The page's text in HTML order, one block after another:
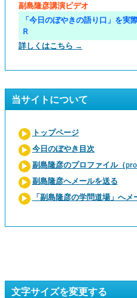
副島隆彦講演ビデオ
「今日のぼやきの語り口」を実
Ｒ
詳しくはこちら →
当サイトについて
トップページ
今日のぼやき目次
副島隆彦のプロファイル（
副島隆彦へメールを送る
「副島隆彦の学問道場」へメ
文字サイズを変更する